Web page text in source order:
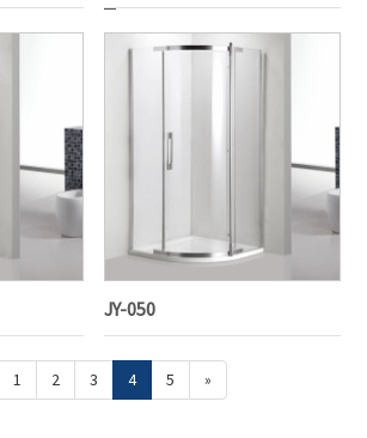
JY-050
1 2 3 4 5 »